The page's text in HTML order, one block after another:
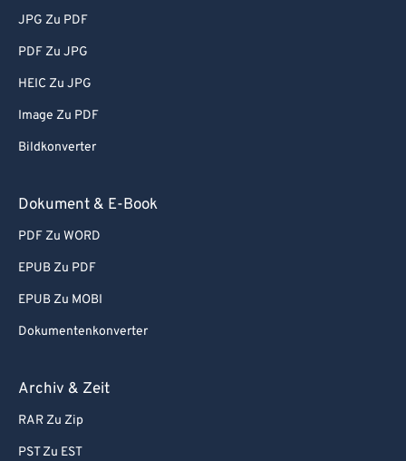
JPG Zu PDF
PDF Zu JPG
HEIC Zu JPG
Image Zu PDF
Bildkonverter
Dokument & E-Book
PDF Zu WORD
EPUB Zu PDF
EPUB Zu MOBI
Dokumentenkonverter
Archiv & Zeit
RAR Zu Zip
PST Zu EST